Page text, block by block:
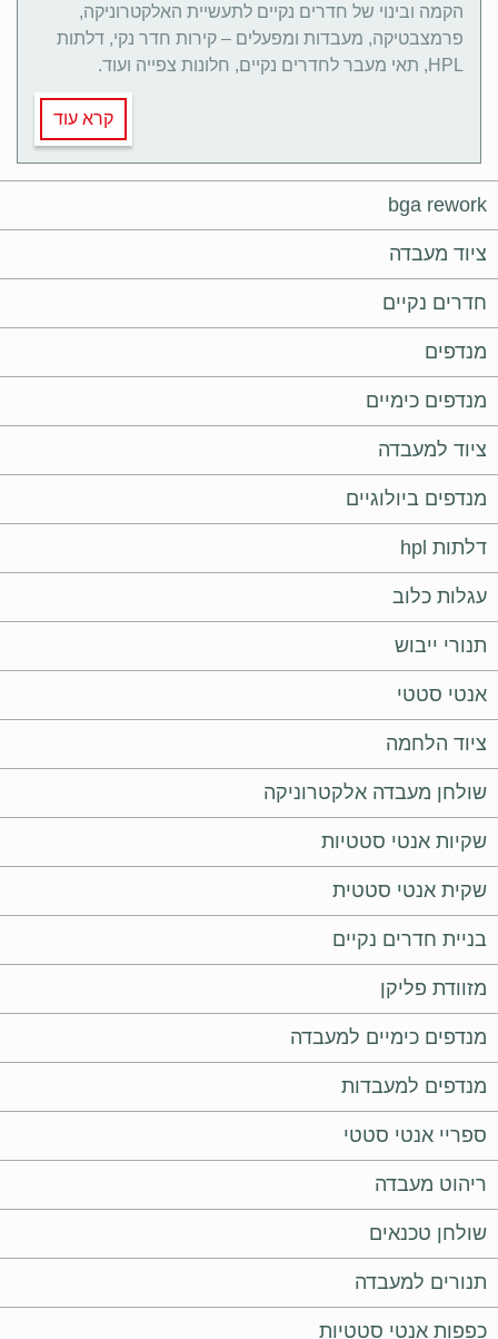
bga rework
ציוד מעבדה
חדרים נקיים
מנדפים
מנדפים כימיים
ציוד למעבדה
מנדפים ביולוגיים
דלתות hpl
עגלות כלוב
תנורי ייבוש
אנטי סטטי
ציוד הלחמה
שולחן מעבדה אלקטרוניקה
שקיות אנטי סטטיות
שקית אנטי סטטית
בניית חדרים נקיים
מזוודת פליקן
מנדפים כימיים למעבדה
מנדפים למעבדות
ספריי אנטי סטטי
ריהוט מעבדה
שולחן טכנאים
תנורים למעבדה
כפפות אנטי סטטיות
הקמה ובינוי של חדרים נקיים לתעשיית האלקטרוניקה,
פרמצבטיקה, מעבדות ומפעלים – קירות חדר נקי, דלתות
HPL, תאי מעבר לחדרים נקיים, חלונות צפייה ועוד.
קרא עוד